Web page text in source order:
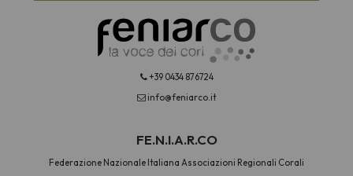
+39 0434 876724
info@feniarco.it
FE.N.I.A.R.CO
Federazione Nazionale Italiana Associazioni Regionali Corali